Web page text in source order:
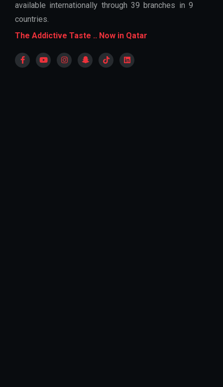
available internationally through 39 branches in 9
countries.
The Addictive Taste .. Now in Qatar